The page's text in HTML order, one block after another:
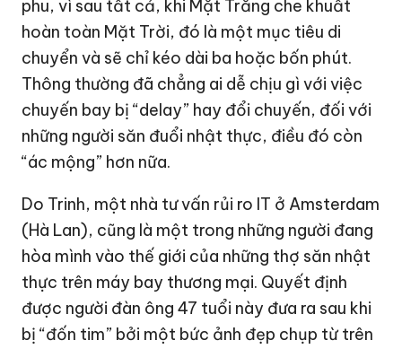
phu, vì sau tất cả, khi Mặt Trăng che khuất
hoàn toàn Mặt Trời, đó là một mục tiêu di
chuyển và sẽ chỉ kéo dài ba hoặc bốn phút.
Thông thường đã chẳng ai dễ chịu gì với việc
chuyến bay bị “delay” hay đổi chuyến, đối với
những người săn đuổi nhật thực, điều đó còn
“ác mộng” hơn nữa.
Do Trinh, một nhà tư vấn rủi ro IT ở Amsterdam
(Hà Lan), cũng là một trong những người đang
hòa mình vào thế giới của những thợ săn nhật
thực trên máy bay thương mại. Quyết định
được người đàn ông 47 tuổi này đưa ra sau khi
bị “đốn tim” bởi một bức ảnh đẹp chụp từ trên